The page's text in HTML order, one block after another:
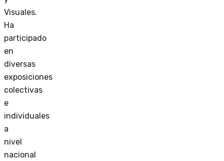
Visuales.
Ha
participado
en
diversas
exposiciones
colectivas
e
individuales
a
nivel
nacional